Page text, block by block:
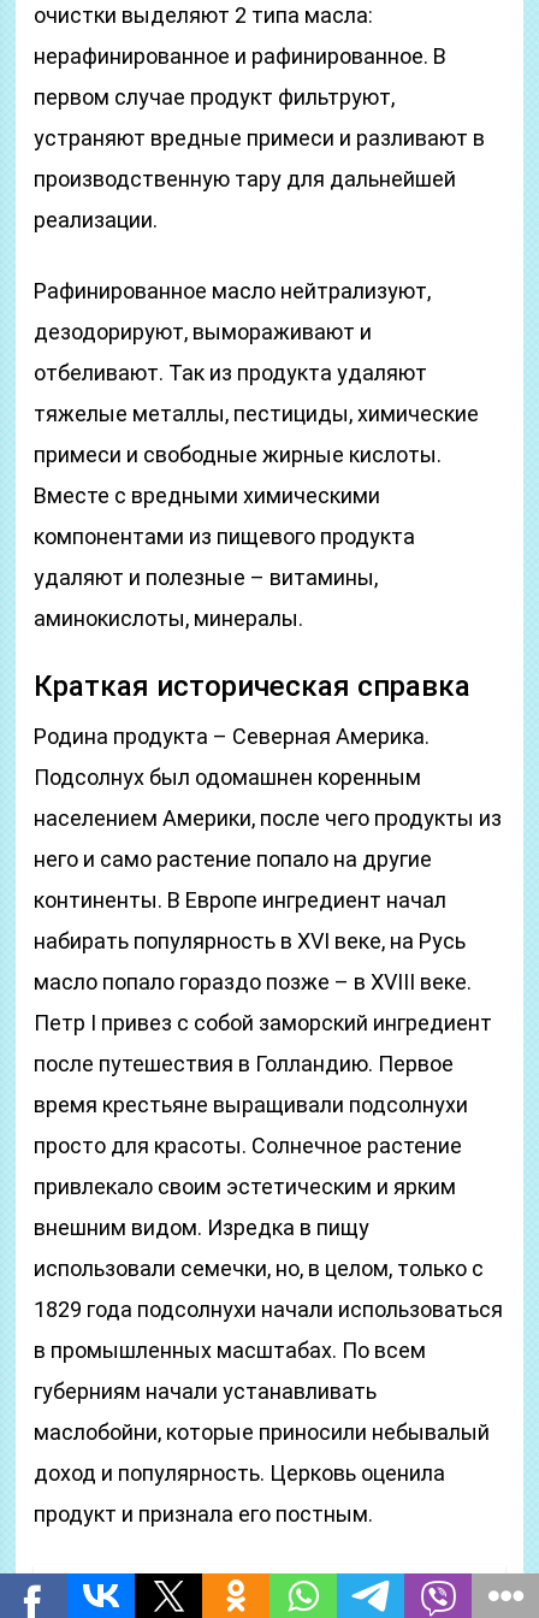
очистки выделяют 2 типа масла:
нерафинированное и рафинированное. В
первом случае продукт фильтруют,
устраняют вредные примеси и разливают в
производственную тару для дальнейшей
реализации.
Рафинированное масло нейтрализуют,
дезодорируют, вымораживают и
отбеливают. Так из продукта удаляют
тяжелые металлы, пестициды, химические
примеси и свободные жирные кислоты.
Вместе с вредными химическими
компонентами из пищевого продукта
удаляют и полезные – витамины,
аминокислоты, минералы.
Краткая историческая справка
Родина продукта – Северная Америка.
Подсолнух был одомашнен коренным
населением Америки, после чего продукты из
него и само растение попало на другие
континенты. В Европе ингредиент начал
набирать популярность в XVI веке, на Русь
масло попало гораздо позже – в XVIII веке.
Петр I привез с собой заморский ингредиент
после путешествия в Голландию. Первое
время крестьяне выращивали подсолнухи
просто для красоты. Солнечное растение
привлекало своим эстетическим и ярким
внешним видом. Изредка в пищу
использовали семечки, но, в целом, только с
1829 года подсолнухи начали использоваться
в промышленных масштабах. По всем
губерниям начали устанавливать
маслобойни, которые приносили небывалый
доход и популярность. Церковь оценила
продукт и признала его постным.
Читать еще: Препараты от давления при